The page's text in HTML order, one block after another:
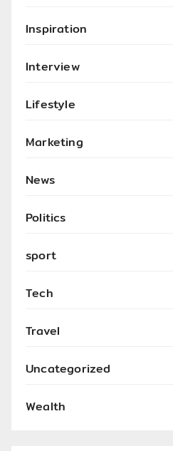
Inspiration
Interview
Lifestyle
Marketing
News
Politics
sport
Tech
Travel
Uncategorized
Wealth